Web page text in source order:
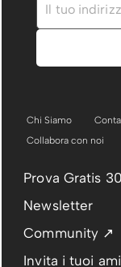
Chi Siamo
Collabora con noi
Prova Gratis
Newsletter
Community ↗
Invita i tuoi